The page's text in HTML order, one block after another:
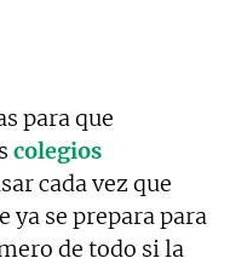
para que
colegios
cada vez que
ya se prepara para
de todo si la